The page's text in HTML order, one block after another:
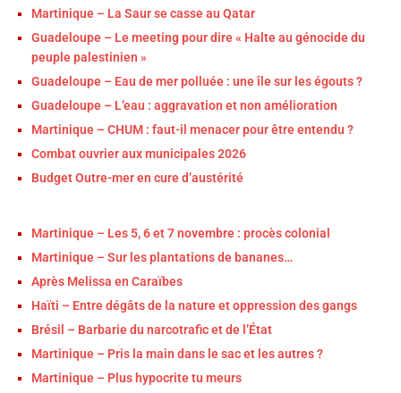
Martinique – La Saur se casse au Qatar
Guadeloupe – Le meeting pour dire « Halte au génocide du
peuple palestinien »
Guadeloupe – Eau de mer polluée : une île sur les égouts ?
Guadeloupe – L’eau : aggravation et non amélioration
Martinique – CHUM : faut-il menacer pour être entendu ?
Combat ouvrier aux municipales 2026
Budget Outre-mer en cure d’austérité
Martinique – Les 5, 6 et 7 novembre : procès colonial
Martinique – Sur les plantations de bananes…
Après Melissa en Caraïbes
Haïti – Entre dégâts de la nature et oppression des gangs
Brésil – Barbarie du narcotrafic et de l’État
Martinique – Pris la main dans le sac et les autres ?
Martinique – Plus hypocrite tu meurs